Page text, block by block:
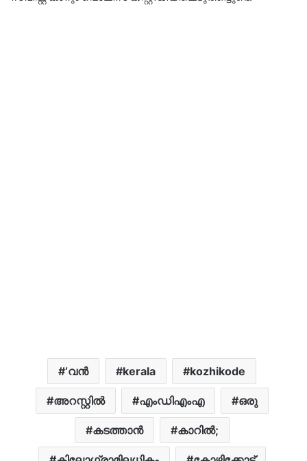
‘വന്‍ kerala kozhikode
അറസ്റ്റിൽ എംഡിഎംഎ ഒരു
കടത്താൻ കാറിൽ;